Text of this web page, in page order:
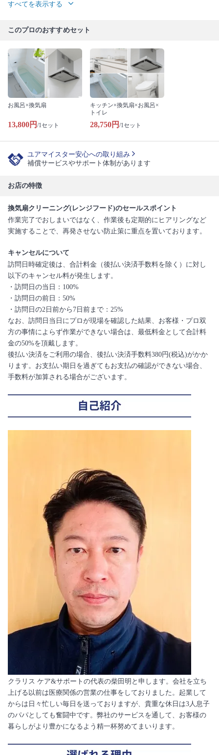
すべてを表示する
このプロのおすすめセット
お風呂×換気扇
13,800円 /1セット
キッチン×換気扇×お風呂×
トイレ
28,750円 /1セット
ユアマイスター安心への取り組み
補償サービスやサポート体制があります
お店の特徴
換気扇クリーニング(レンジフード)のセールスポイント
作業完了でおしまいではなく、作業後も定期的にヒアリングなど
実施することで、再発させない防止策に重点を置いております。
キャンセルについて
訪問日時確定後は、合計料金（後払い決済手数料を除く）に対し
以下のキャンセル料が発生します。
・訪問日の当日：100%
・訪問日の前日：50%
・訪問日の2日前から7日前まで：25%
なお、訪問日当日にプロが現場を確認した結果、お客様・プロ双
方の事情によらず作業ができない場合は、最低料金として合計料
金の50%を頂戴します。
後払い決済をご利用の場合、後払い決済手数料380円(税込)がかか
ります。お支払い期日を過ぎてもお支払の確認ができない場合、
手数料が加算される場合がございます。
クラリス ケア&サポートの代表の柴田明と申します。会社を立ち
上げる以前は医療関係の営業の仕事をしておりました。起業して
からは日々忙しい毎日を送っておりますが、貴重な休日は3人息子
のパパとしても奮闘中です。弊社のサービスを通して、お客様の
暮らしがより豊かになるよう精一杯努めてまいります。